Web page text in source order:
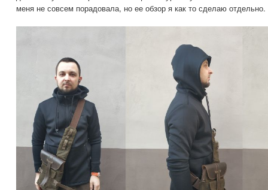
меня не совсем порадовала, но ее обзор я как то сделаю отдельно.